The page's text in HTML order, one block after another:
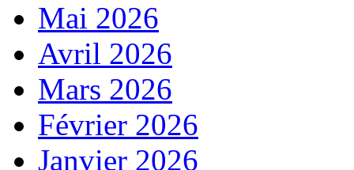
Mai 2026
Avril 2026
Mars 2026
Février 2026
Janvier 2026